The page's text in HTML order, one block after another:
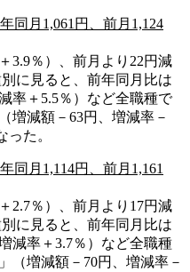
同月1,061円、前月1,124
3.9％）、前月より22円減
に見ると、前年同月比は
率＋5.5％）など全職種で
増減額－63円、増減率－
た。
同月1,114円、前月1,161
2.7％）、前月より17円減
に見ると、前年同月比は
減率＋3.7％）など全職種
（増減額－70円、増減率－